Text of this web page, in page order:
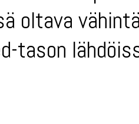
oltava
tason